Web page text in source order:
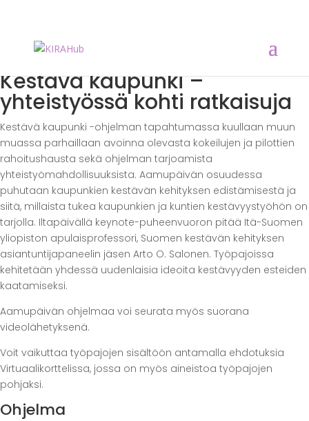
Kestävä kaupunki –
yhteistyössä kohti ratkaisuja
Kestävä kaupunki -ohjelman tapahtumassa kuullaan muun
muassa parhaillaan avoinna olevasta kokeilujen ja pilottien
rahoitushausta sekä ohjelman tarjoamista
yhteistyömahdollisuuksista. Aamupäivän osuudessa
puhutaan kaupunkien kestävän kehityksen edistämisestä ja
siitä, millaista tukea kaupunkien ja kuntien kestävyystyöhön on
tarjolla. Iltapäivällä keynote-puheenvuoron pitää Itä-Suomen
yliopiston apulaisprofessori, Suomen kestävän kehityksen
asiantuntijapaneelin jäsen Arto O. Salonen. Työpajoissa
kehitetään yhdessä uudenlaisia ideoita kestävyyden esteiden
kaatamiseksi.
Aamupäivän ohjelmaa voi seurata myös suorana
videolähetyksenä.
Voit vaikuttaa työpajojen sisältöön antamalla ehdotuksia
Virtuaalikorttelissa, jossa on myös aineistoa työpajojen
pohjaksi.
Ohjelma